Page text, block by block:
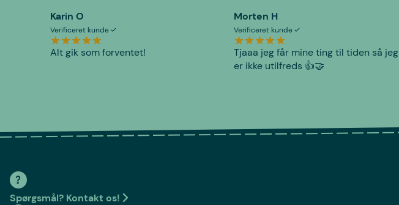
Karin O
Verificeret kunde
Alt gik som forventet!
Morten H
Verificeret kunde
Tjaaa jeg får mine ting til tiden så jeg
er ikke utilfreds 👍🤝
Spørgsmål? Kontakt os!